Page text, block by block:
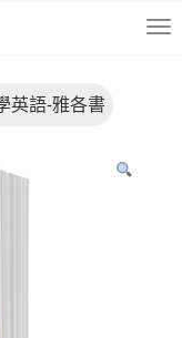
英語-雅各書